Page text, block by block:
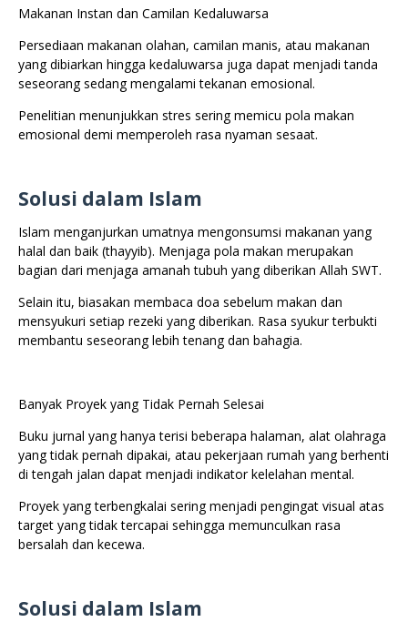
Makanan Instan dan Camilan Kedaluwarsa
Persediaan makanan olahan, camilan manis, atau makanan
yang dibiarkan hingga kedaluwarsa juga dapat menjadi tanda
seseorang sedang mengalami tekanan emosional.
Penelitian menunjukkan stres sering memicu pola makan
emosional demi memperoleh rasa nyaman sesaat.
Solusi dalam Islam
Islam menganjurkan umatnya mengonsumsi makanan yang
halal dan baik (thayyib). Menjaga pola makan merupakan
bagian dari menjaga amanah tubuh yang diberikan Allah SWT.
Selain itu, biasakan membaca doa sebelum makan dan
mensyukuri setiap rezeki yang diberikan. Rasa syukur terbukti
membantu seseorang lebih tenang dan bahagia.
Banyak Proyek yang Tidak Pernah Selesai
Buku jurnal yang hanya terisi beberapa halaman, alat olahraga
yang tidak pernah dipakai, atau pekerjaan rumah yang berhenti
di tengah jalan dapat menjadi indikator kelelahan mental.
Proyek yang terbengkalai sering menjadi pengingat visual atas
target yang tidak tercapai sehingga memunculkan rasa
bersalah dan kecewa.
Solusi dalam Islam